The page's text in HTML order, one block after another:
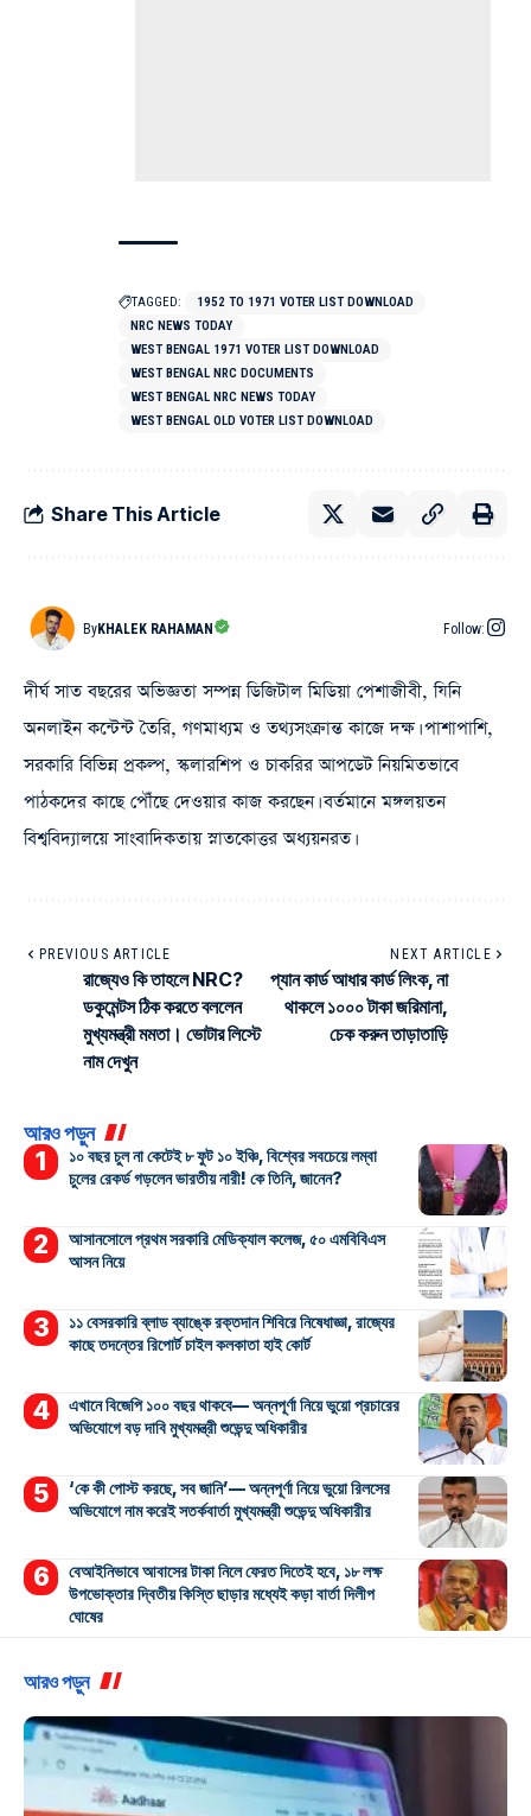
TAGGED:
1952 TO 1971 VOTER LIST DOWNLOAD
NRC NEWS TODAY
WEST BENGAL 1971 VOTER LIST DOWNLOAD
WEST BENGAL NRC DOCUMENTS
WEST BENGAL NRC NEWS TODAY
WEST BENGAL OLD VOTER LIST DOWNLOAD
Share This Article
ByKHALEK RAHAMAN Follow:
দীর্ঘ সাত বছরের অভিজ্ঞতা সম্পন্ন ডিজিটাল মিডিয়া পেশাজীবী, যিনি
অনলাইন কন্টেন্ট তৈরি, গণমাধ্যম ও তথ্যসংক্রান্ত কাজে দক্ষ। পাশাপাশি,
সরকারি বিভিন্ন প্রকল্প, স্কলারশিপ ও চাকরির আপডেট নিয়মিতভাবে
পাঠকদের কাছে পৌঁছে দেওয়ার কাজ করছেন। বর্তমানে মঙ্গলয়তন
বিশ্ববিদ্যালয়ে সাংবাদিকতায় স্নাতকোত্তর অধ্যয়নরত।
PREVIOUS ARTICLE
রাজ্যেও কি তাহলে NRC?
ডকুমেন্টস ঠিক করতে বললেন
মুখ্যমন্ত্রী মমতা। ভোটার লিস্টে
নাম দেখুন
NEXT ARTICLE
প্যান কার্ড আধার কার্ড লিংক, না
থাকলে ১০০০ টাকা জরিমানা,
চেক করুন তাড়াতাড়ি
আরও পড়ুন
১০ বছর চুল না কেটেই ৮ ফুট ১০ ইঞ্চি, বিশ্বের সবচেয়ে লম্বা
চুলের রেকর্ড গড়লেন ভারতীয় নারী! কে তিনি, জানেন?
আসানসোলে প্রথম সরকারি মেডিক্যাল কলেজ, ৫০ এমবিবিএস
আসন নিয়ে
১১ বেসরকারি ব্লাড ব্যাঙ্কে রক্তদান শিবিরে নিষেধাজ্ঞা, রাজ্যের
কাছে তদন্তের রিপোর্ট চাইল কলকাতা হাই কোর্ট
এখানে বিজেপি ১০০ বছর থাকবে— অন্নপূর্ণা নিয়ে ভুয়ো প্রচারের
অভিযোগে বড় দাবি মুখ্যমন্ত্রী শুভেন্দু অধিকারীর
‘কে কী পোস্ট করছে, সব জানি’— অন্নপূর্ণা নিয়ে ভুয়ো রিলসের
অভিযোগে নাম করেই সতর্কবার্তা মুখ্যমন্ত্রী শুভেন্দু অধিকারীর
বেআইনিভাবে আবাসের টাকা নিলে ফেরত দিতেই হবে, ১৮ লক্ষ
উপভোক্তার দ্বিতীয় কিস্তি ছাড়ার মধ্যেই কড়া বার্তা দিলীপ
ঘোষের
আরও পড়ুন